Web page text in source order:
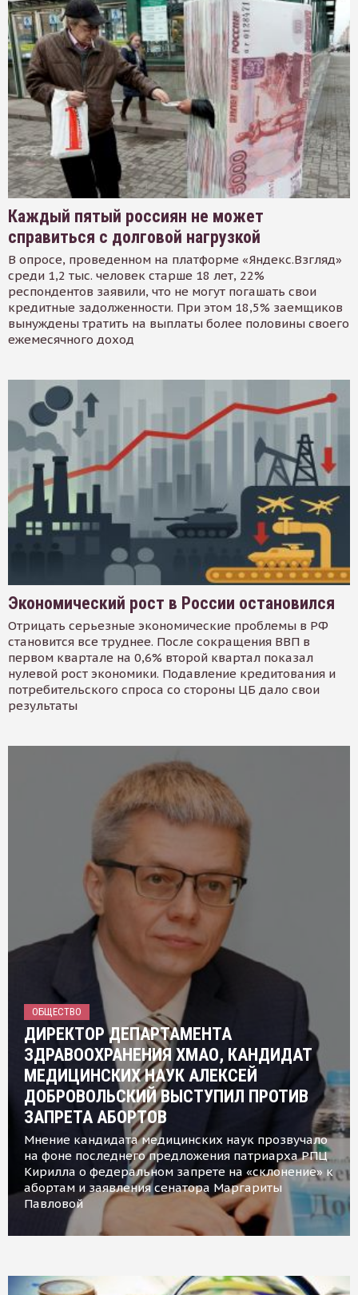
Каждый пятый россиян не может
справиться с долговой нагрузкой
В опросе, проведенном на платформе «Яндекс.Взгляд»
среди 1,2 тыс. человек старше 18 лет, 22%
респондентов заявили, что не могут погашать свои
кредитные задолженности. При этом 18,5% заемщиков
вынуждены тратить на выплаты более половины своего
ежемесячного доход
Экономический рост в России остановился
Отрицать серьезные экономические проблемы в РФ
становится все труднее. После сокращения ВВП в
первом квартале на 0,6% второй квартал показал
нулевой рост экономики. Подавление кредитования и
потребительского спроса со стороны ЦБ дало свои
результаты
ОБЩЕСТВО
ДИРЕКТОР ДЕПАРТАМЕНТА
ЗДРАВООХРАНЕНИЯ ХМАО, КАНДИДАТ
МЕДИЦИНСКИХ НАУК АЛЕКСЕЙ
ДОБРОВОЛЬСКИЙ ВЫСТУПИЛ ПРОТИВ
ЗАПРЕТА АБОРТОВ
Мнение кандидата медицинских наук прозвучало
на фоне последнего предложения патриарха РПЦ
Кирилла о федеральном запрете на «склонение» к
абортам и заявления сенатора Маргариты
Павловой